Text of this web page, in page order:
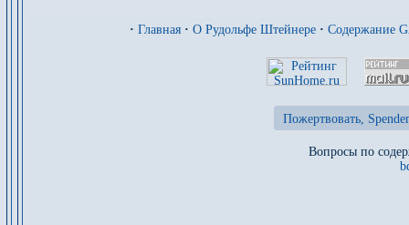
· Главная · О Рудольфе Штейнере · Содержание
Пожертвовать,
Вопросы по